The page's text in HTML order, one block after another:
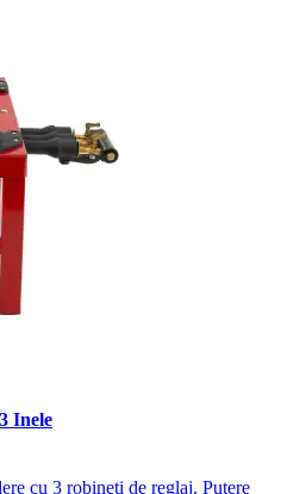
Inele
cu 3 robineți de reglaj. Putere